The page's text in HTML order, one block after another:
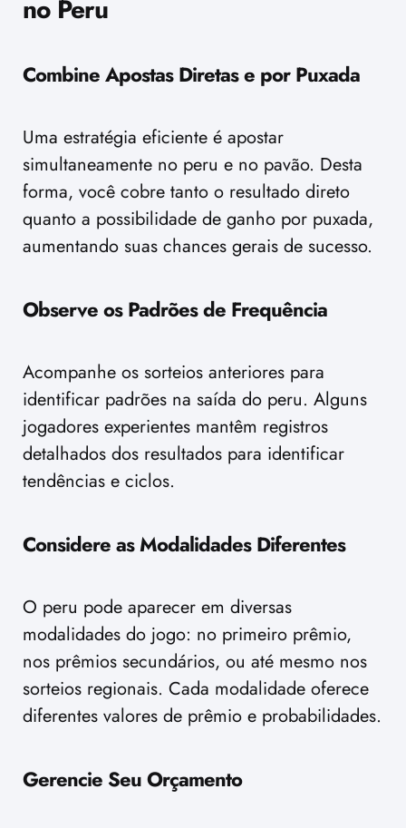
no Peru
Combine Apostas Diretas e por Puxada
Uma estratégia eficiente é apostar
simultaneamente no peru e no pavão. Desta
forma, você cobre tanto o resultado direto
quanto a possibilidade de ganho por puxada,
aumentando suas chances gerais de sucesso.
Observe os Padrões de Frequência
Acompanhe os sorteios anteriores para
identificar padrões na saída do peru. Alguns
jogadores experientes mantêm registros
detalhados dos resultados para identificar
tendências e ciclos.
Considere as Modalidades Diferentes
O peru pode aparecer em diversas
modalidades do jogo: no primeiro prêmio,
nos prêmios secundários, ou até mesmo nos
sorteios regionais. Cada modalidade oferece
diferentes valores de prêmio e probabilidades.
Gerencie Seu Orçamento